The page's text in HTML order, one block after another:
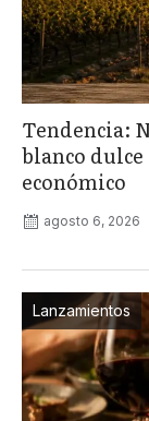
Tendencia:
blanco
económico
agosto 6, 2026
Lanzamientos